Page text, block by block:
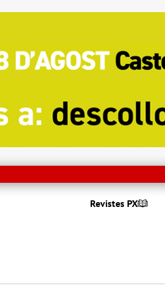
Revistes PX